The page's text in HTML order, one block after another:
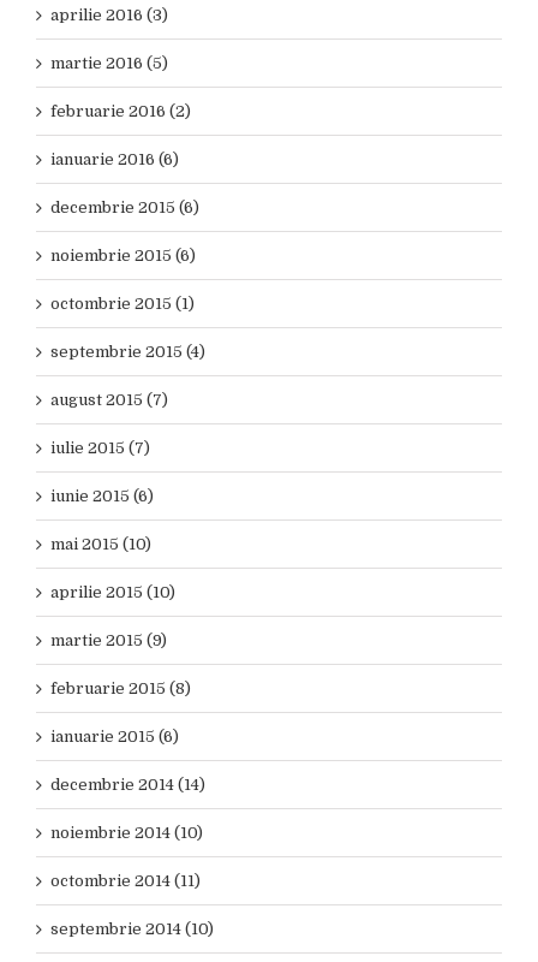
aprilie 2016 (3)
martie 2016 (5)
februarie 2016 (2)
ianuarie 2016 (6)
decembrie 2015 (6)
noiembrie 2015 (6)
octombrie 2015 (1)
septembrie 2015 (4)
august 2015 (7)
iulie 2015 (7)
iunie 2015 (6)
mai 2015 (10)
aprilie 2015 (10)
martie 2015 (9)
februarie 2015 (8)
ianuarie 2015 (6)
decembrie 2014 (14)
noiembrie 2014 (10)
octombrie 2014 (11)
septembrie 2014 (10)